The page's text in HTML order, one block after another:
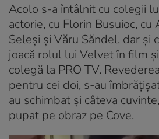
Acolo s-a întâlnit cu colegii
actorie, cu Florin Busuioc, cu
Seleși și Văru Săndel, dar și
joacă rolul lui Velvet în film
colegă la PRO TV.
pentru cei doi, s-au
au schimbat și câteva
pupat pe obraz pe Cove.